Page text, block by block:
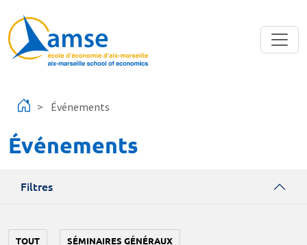
Événements
Événements
Filtres
TOUT SÉMINAIRES GÉNÉRAUX